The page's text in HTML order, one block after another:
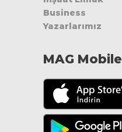
Business
Yazarlarımız
MAG Mobile